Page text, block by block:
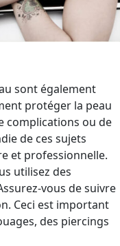
sont également
protéger la peau
complications ou de
de ces sujets
et professionnelle.
utilisez des
vous de suivre
Ceci est important
des piercings